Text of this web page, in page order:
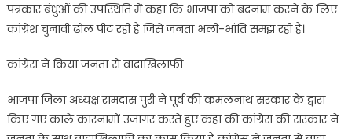
है
कांग्रेस
पत्रकार बंधुओं की उपस्थिति में कहा कि भाजपा को बदनाम करने के लिए
कांग्रेश चुनावी ढोल पीट रही है जिसे जनता भली-भांति समझ रही है।
कांग्रेस ने किया जनता से वादाखिलाफी
भाजपा जिला अध्यक्ष रामदास पुरी ने पूर्व की कमलनाथ सरकार के द्वारा
किए गए काले कारनामों उजागर करते हुए कहा की कांग्रेस की सरकार ने